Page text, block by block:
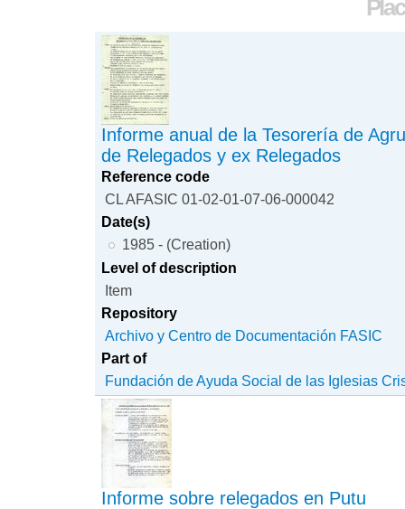
Informe anual de la Tesorería de
de Relegados y ex Relegados
Reference code
CL AFASIC 01-02-01-07-06-000042
Date(s)
1985 - (Creation)
Level of description
Item
Repository
Archivo y Centro de Documentación FASIC
Part of
Fundación de Ayuda Social de las Iglesias
Informe sobre relegados en Putu